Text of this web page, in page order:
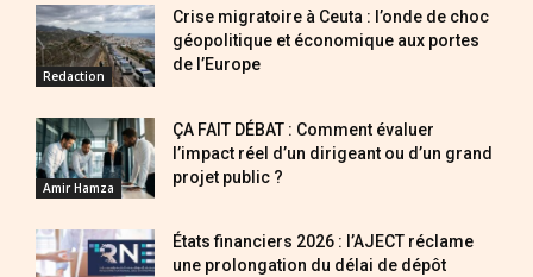
Redaction
Crise migratoire à Ceuta : l’onde de choc
géopolitique et économique aux portes
de l’Europe
Amir Hamza
ÇA FAIT DÉBAT : Comment évaluer
l’impact réel d’un dirigeant ou d’un grand
projet public ?
États financiers 2026 : l’AJECT réclame
une prolongation du délai de dépôt